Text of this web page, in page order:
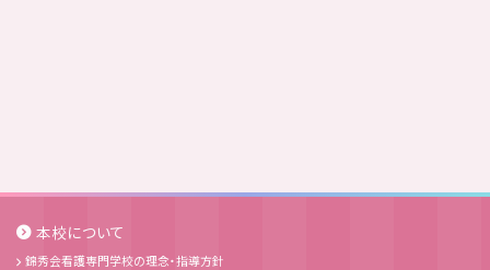
本校について
錦秀会看護専門学校の理念・指導方針